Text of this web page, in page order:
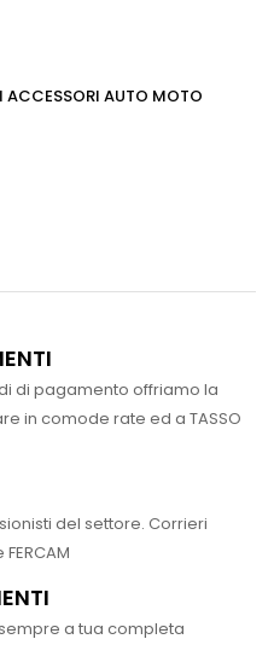
AUTO MOTO
di pagamento offriamo la
in comode rate ed a TASSO
del settore. Corrieri
a tua completa